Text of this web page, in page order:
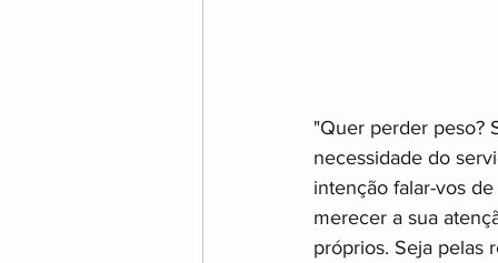
"Quer perder peso?
necessidade do
intenção falar-vos
merecer a sua
próprios. Seja pelas